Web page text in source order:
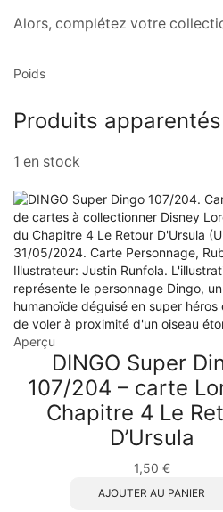
Alors, complétez votre
Poids
Produits apparentés
1 en stock
Aperçu
DINGO Super
107/204 – carte
Chapitre 4 Le
D’Ursula
1,50 €
AJOUTER AU PANIER